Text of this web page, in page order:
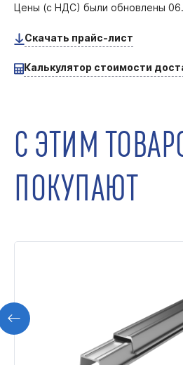
Цены (с НДС) были обновлены
Скачать прайс-лист
Калькулятор стоимости
С ЭТИМ
ПОКУПАЮТ